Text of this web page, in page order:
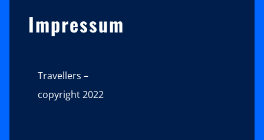
Impressum
Travellers –
copyright 2022